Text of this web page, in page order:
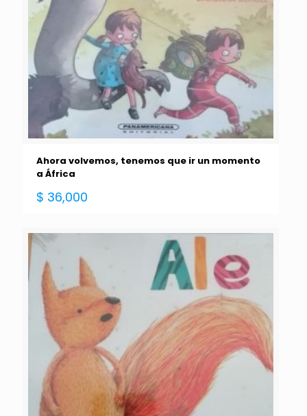
Ahora volvemos, tenemos que ir un momento
a África
$ 36,000